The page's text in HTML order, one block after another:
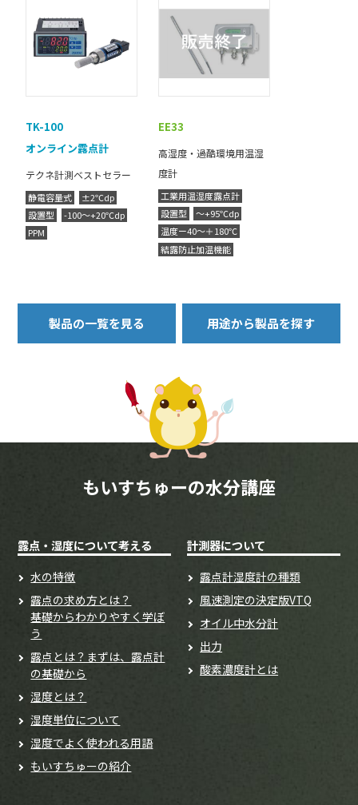
TK-100
オンライン露点計
テクネ計測ベストセラー
静電容量式
±2℃dp
設置型
-100～+20℃dp
PPM
EE33
高湿度・過酷環境用温湿
度計
工業用温湿度露点計
設置型
～+95℃dp
温度ー40～＋180℃
結露防止加温機能
製品の一覧を見る 用途から製品を探す
もいすちゅーの水分講座
露点・湿度について考える
水の特徴
露点の求め方とは？
基礎からわかりやすく学ぼ
う
露点とは？まずは、露点計
の基礎から
湿度とは？
湿度単位について
湿度でよく使われる用語
もいすちゅーの紹介
計測器について
露点計湿度計の種類
風速測定の決定版VTQ
オイル中水分計
出力
酸素濃度計とは